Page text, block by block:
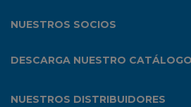
NUESTROS SOCIOS
DESCARGA NUESTRO
NUESTROS DISTRIBUIDORES